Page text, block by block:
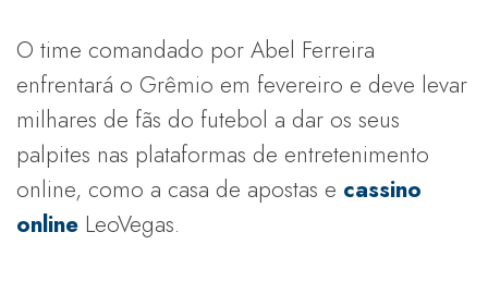
O time comandado por Abel Ferreira
enfrentará o Grêmio em fevereiro e deve levar
milhares de fãs do futebol a dar os seus
palpites nas plataformas de entretenimento
online, como a casa de apostas e cassino
online LeoVegas.